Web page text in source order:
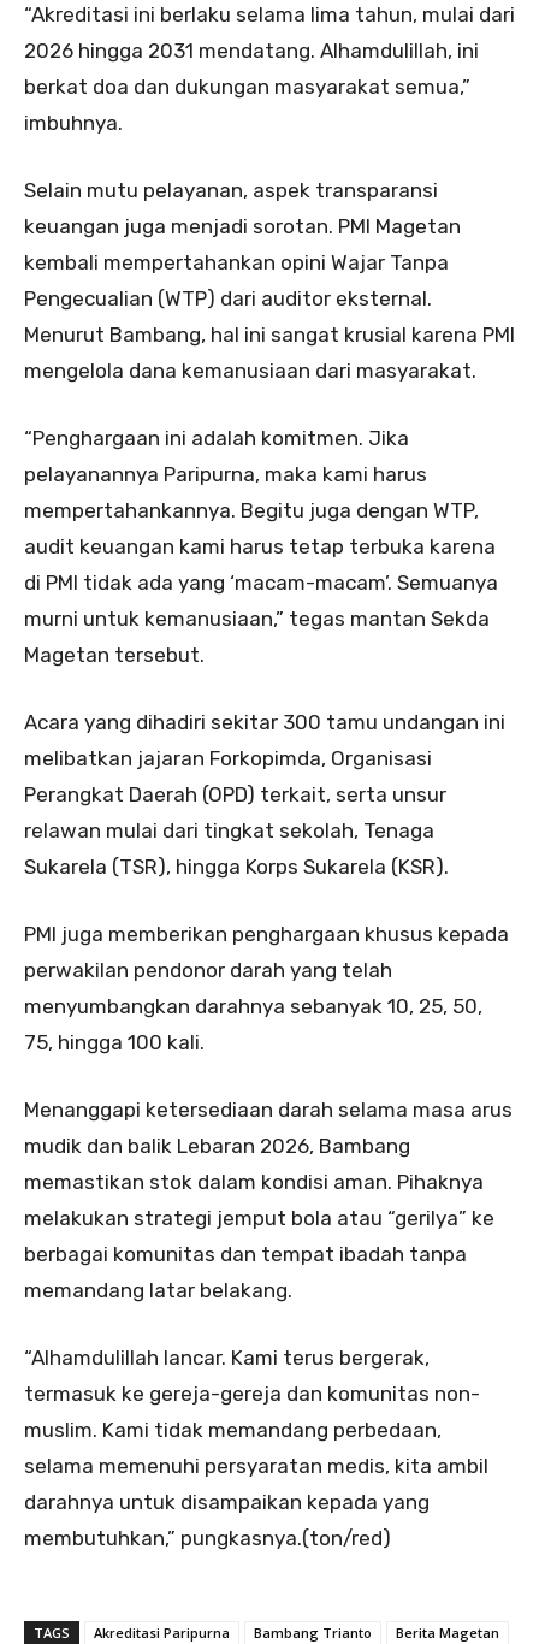
“Akreditasi ini berlaku selama lima tahun, mulai dari
2026 hingga 2031 mendatang. Alhamdulillah, ini
berkat doa dan dukungan masyarakat semua,”
imbuhnya.
Selain mutu pelayanan, aspek transparansi
keuangan juga menjadi sorotan. PMI Magetan
kembali mempertahankan opini Wajar Tanpa
Pengecualian (WTP) dari auditor eksternal.
Menurut Bambang, hal ini sangat krusial karena PMI
mengelola dana kemanusiaan dari masyarakat.
“Penghargaan ini adalah komitmen. Jika
pelayanannya Paripurna, maka kami harus
mempertahankannya. Begitu juga dengan WTP,
audit keuangan kami harus tetap terbuka karena
di PMI tidak ada yang ‘macam-macam’. Semuanya
murni untuk kemanusiaan,” tegas mantan Sekda
Magetan tersebut.
Acara yang dihadiri sekitar 300 tamu undangan ini
melibatkan jajaran Forkopimda, Organisasi
Perangkat Daerah (OPD) terkait, serta unsur
relawan mulai dari tingkat sekolah, Tenaga
Sukarela (TSR), hingga Korps Sukarela (KSR).
PMI juga memberikan penghargaan khusus kepada
perwakilan pendonor darah yang telah
menyumbangkan darahnya sebanyak 10, 25, 50,
75, hingga 100 kali.
Menanggapi ketersediaan darah selama masa arus
mudik dan balik Lebaran 2026, Bambang
memastikan stok dalam kondisi aman. Pihaknya
melakukan strategi jemput bola atau “gerilya” ke
berbagai komunitas dan tempat ibadah tanpa
memandang latar belakang.
“Alhamdulillah lancar. Kami terus bergerak,
termasuk ke gereja-gereja dan komunitas non-
muslim. Kami tidak memandang perbedaan,
selama memenuhi persyaratan medis, kita ambil
darahnya untuk disampaikan kepada yang
membutuhkan,” pungkasnya.(ton/red)
TAGS Akreditasi Paripurna Bambang Trianto Berita Magetan